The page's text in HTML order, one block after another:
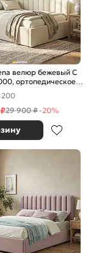
велюр бежевый С
ортопедическое
мягкое
₽29 900 ₽-20%